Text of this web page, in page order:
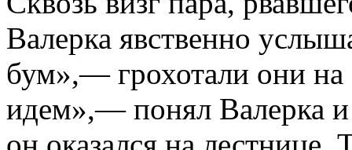
Валерка явственно
бум»,— грохотали они на
идем»,— понял Валерка